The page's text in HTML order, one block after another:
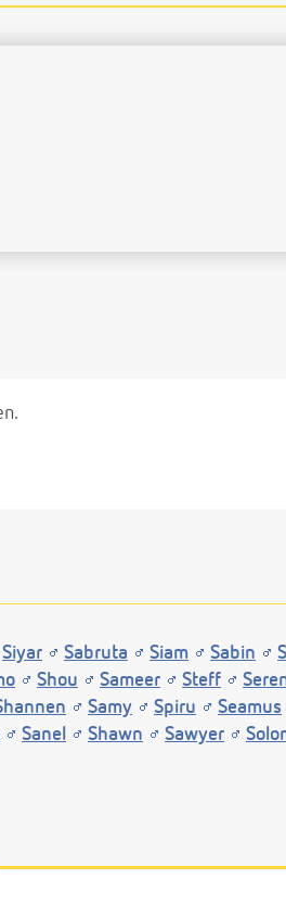
Siyar Sabruta Siam Sabin
Shou Sameer Steff
Samy Spiru Seamus
Sanel Shawn Sawyer